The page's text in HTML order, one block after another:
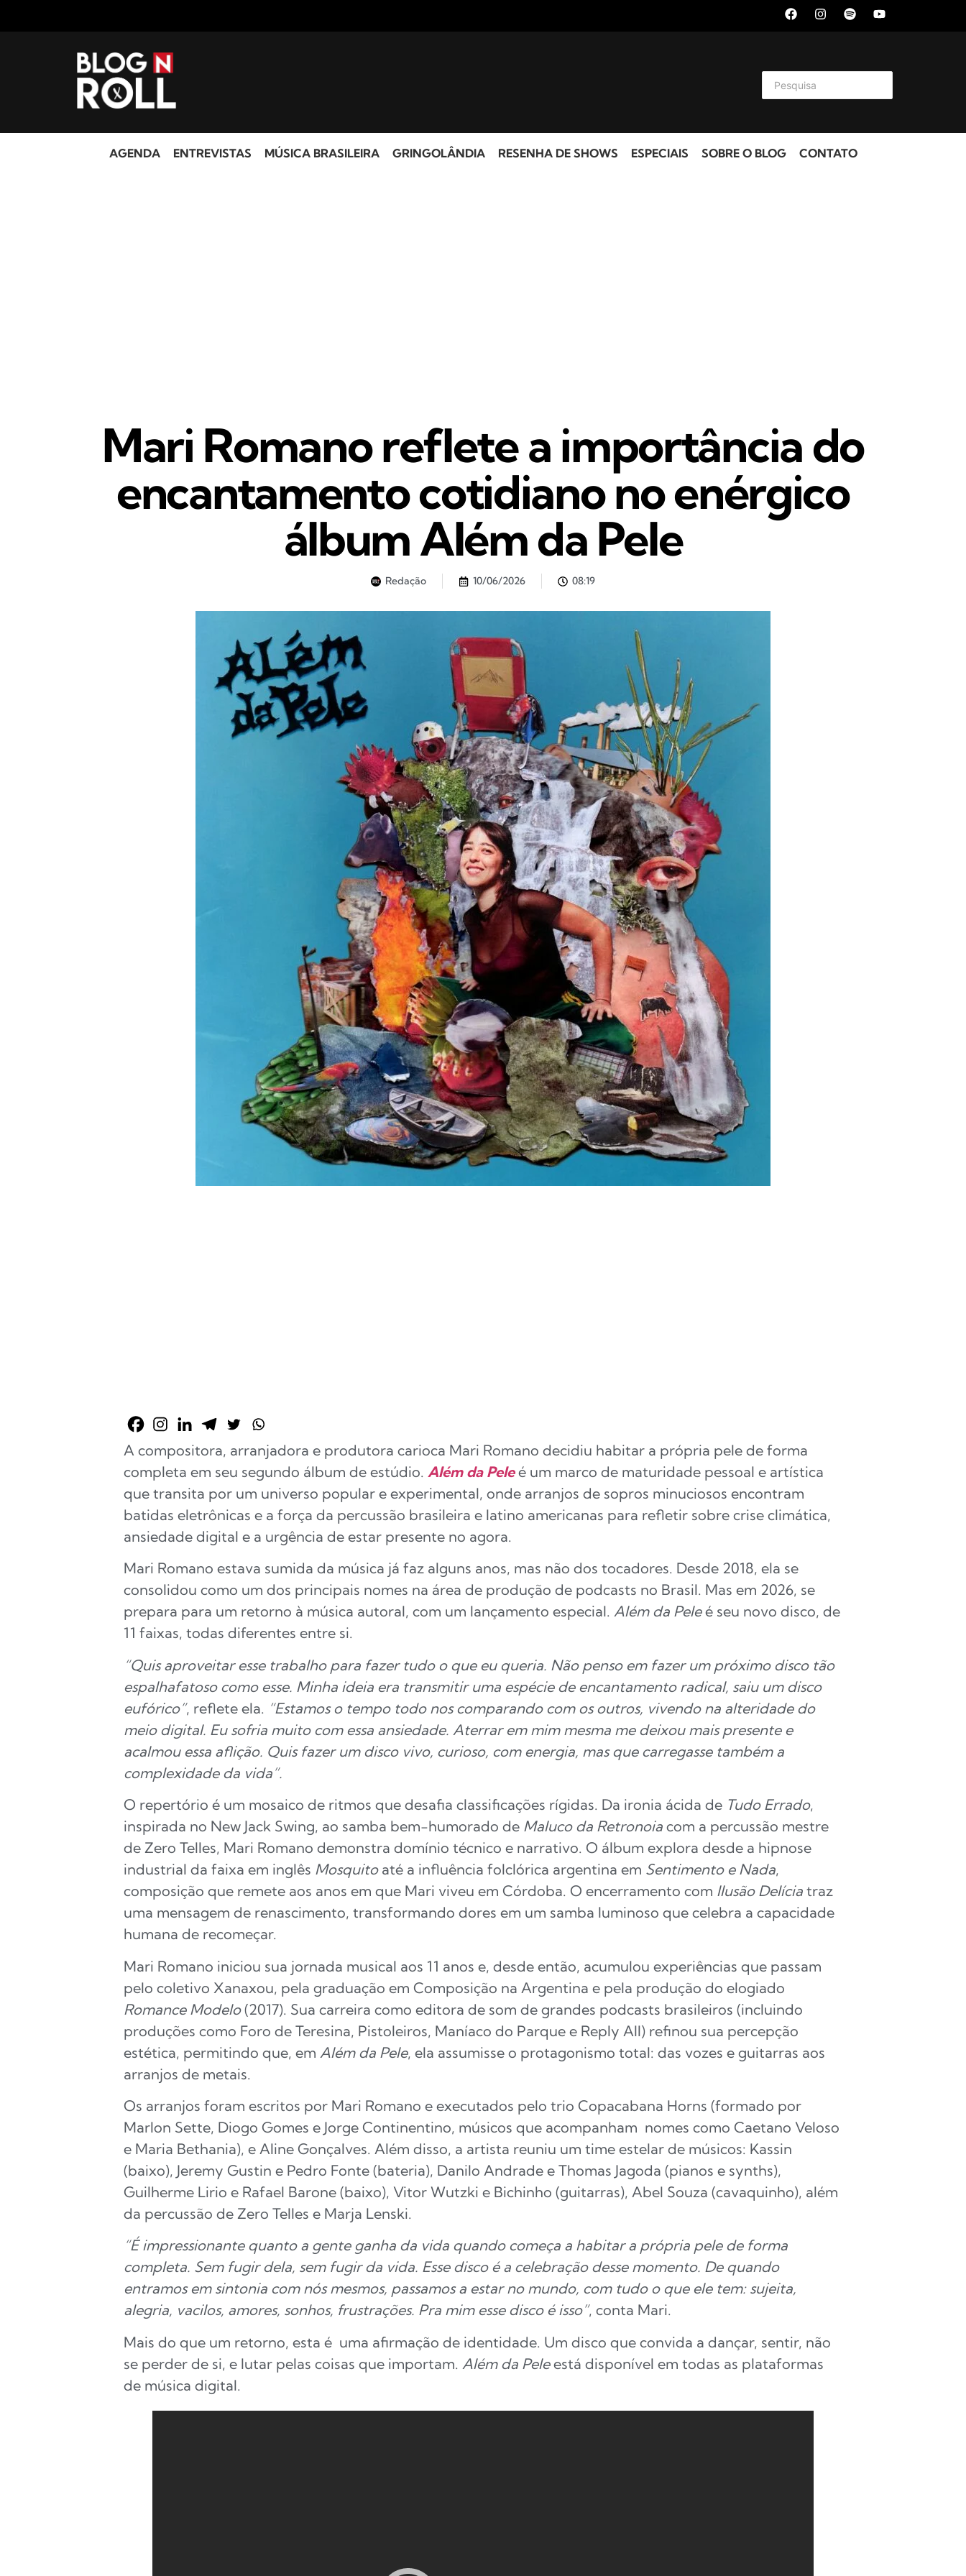
AGENDA ENTREVISTAS MÚSICA BRASILEIRA GRINGOLÂNDIA RESENHA DE SHOWS ESPECIAIS SOBRE O BLOG CONTATO
Mari Romano reflete a importância do
encantamento cotidiano no enérgico
álbum Além da Pele
Redação 10/06/2026 08:19
A compositora, arranjadora e produtora carioca Mari Romano decidiu habitar a própria pele de forma
completa em seu segundo álbum de estúdio. Além da Peleé um marco de maturidade pessoal e artística
que transita por um universo popular e experimental, onde arranjos de sopros minuciosos encontram
batidas eletrônicas e a força da percussão brasileira e latino americanas para refletir sobre crise climática,
ansiedade digital e a urgência de estar presente no agora.
Mari Romano estava sumida da música já faz alguns anos, mas não dos tocadores. Desde 2018, ela se
consolidou como um dos principais nomes na área de produção de podcasts no Brasil. Mas em 2026, se
prepara para um retorno à música autoral, com um lançamento especial. Além da Peleé seu novo disco, de
11 faixas, todas diferentes entre si.
“Quis aproveitar esse trabalho para fazer tudo o que eu queria. Não penso em fazer um próximo disco tão
espalhafatoso como esse. Minha ideia era transmitir uma espécie de encantamento radical, saiu um disco
eufórico”, reflete ela. “Estamos o tempo todo nos comparando com os outros, vivendo na alteridade do
meio digital. Eu sofria muito com essa ansiedade. Aterrar em mim mesma me deixou mais presente e
acalmou essa aflição. Quis fazer um disco vivo, curioso, com energia, mas que carregasse também a
complexidade da vida”.
O repertório é um mosaico de ritmos que desafia classificações rígidas. Da ironia ácida de Tudo Errado,
inspirada no New Jack Swing, ao samba bem-humorado de Maluco da Retronoia com a percussão mestre
de Zero Telles, Mari Romano demonstra domínio técnico e narrativo. O álbum explora desde a hipnose
industrial da faixa em inglês Mosquitoaté a influência folclórica argentina em Sentimento e Nada,
composição que remete aos anos em que Mari viveu em Córdoba. O encerramento com Ilusão Delícia traz
uma mensagem de renascimento, transformando dores em um samba luminoso que celebra a capacidade
humana de recomeçar.
Mari Romano iniciou sua jornada musical aos 11 anos e, desde então, acumulou experiências que passam
pelo coletivo Xanaxou, pela graduação em Composição na Argentina e pela produção do elogiado
Romance Modelo(2017). Sua carreira como editora de som de grandes podcasts brasileiros (incluindo
produções como Foro de Teresina, Pistoleiros, Maníaco do Parque e Reply All) refinou sua percepção
estética, permitindo que, em Além da Pele, ela assumisse o protagonismo total: das vozes e guitarras aos
arranjos de metais.
Os arranjos foram escritos por Mari Romano e executados pelo trio Copacabana Horns (formado por
Marlon Sette, Diogo Gomes e Jorge Continentino, músicos que acompanham nomes como Caetano Veloso
e Maria Bethania), e Aline Gonçalves. Além disso, a artista reuniu um time estelar de músicos: Kassin
(baixo), Jeremy Gustin e Pedro Fonte (bateria), Danilo Andrade e Thomas Jagoda (pianos e synths),
Guilherme Lirio e Rafael Barone (baixo), Vitor Wutzki e Bichinho (guitarras), Abel Souza (cavaquinho), além
da percussão de Zero Telles e Marja Lenski.
“É impressionante quanto a gente ganha da vida quando começa a habitar a própria pele de forma
completa. Sem fugir dela, sem fugir da vida. Esse disco é a celebração desse momento. De quando
entramos em sintonia com nós mesmos, passamos a estar no mundo, com tudo o que ele tem: sujeita,
alegria, vacilos, amores, sonhos, frustrações. Pra mim esse disco é isso”, conta Mari.
Mais do que um retorno, esta é uma afirmação de identidade. Um disco que convida a dançar, sentir, não
se perder de si, e lutar pelas coisas que importam. Além da Peleestá disponível em todas as plataformas
de música digital.